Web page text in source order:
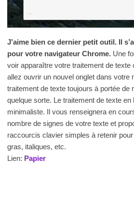
J’aime bien ce dernier petit outil. Il
pour votre navigateur Chrome. Une
voir apparaître votre traitement de texte
allez ouvrir un nouvel onglet dans votre
traitement de texte toujours à portée de
quelque sorte. Le traitement de texte
minimaliste. Il vous renseignera en
nombre de signes de votre texte et
raccourcis clavier simples à retenir
gras, italiques, etc.
Lien: Papier